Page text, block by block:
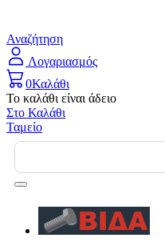
Αναζήτηση
Λογαριασμός
0Καλάθι
Το καλάθι είναι άδειο
Στο Καλάθι
Ταμείο